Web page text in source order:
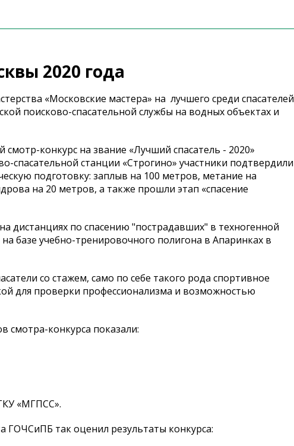
2020 года
«Московские мастера» на лучшего среди спасателей
поисково-спасательной службы на водных объектах и
смотр-конкурс на звание «Лучший спасатель - 2020»
спасательной станции «Строгино» участники подтвердили
подготовку: заплыв на 100 метров, метание на
на 20 метров, а также прошли этап «спасение
дистанциях по спасению "пострадавших" в техногенной
базе учебно-тренировочного полигона в Апаринках в
со стажем, само по себе такого рода спортивное
для проверки профессионализма и возможностью
смотра-конкурса показали:
«МГПСС».
так оценил результаты конкурса: